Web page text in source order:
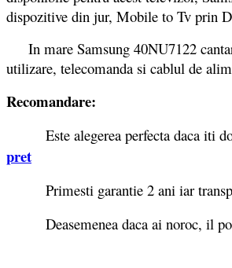
dispozitive din jur, Mobile to Tv prin
In mare Samsung 40NU7122
utilizare, telecomanda si cablul de
Recomandare:
Este alegerea perfecta daca iti
pret
Primesti garantie 2 ani iar
Deasemenea daca ai noroc, il